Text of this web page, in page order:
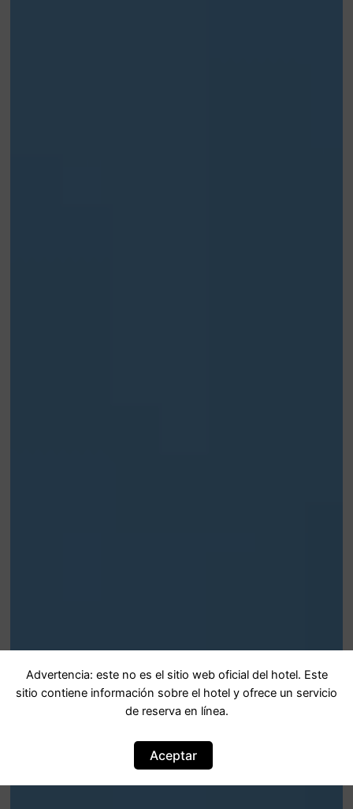
Advertencia: este no es el sitio web oficial del hotel. Este
sitio contiene información sobre el hotel y ofrece un servicio
de reserva en línea.
Aceptar